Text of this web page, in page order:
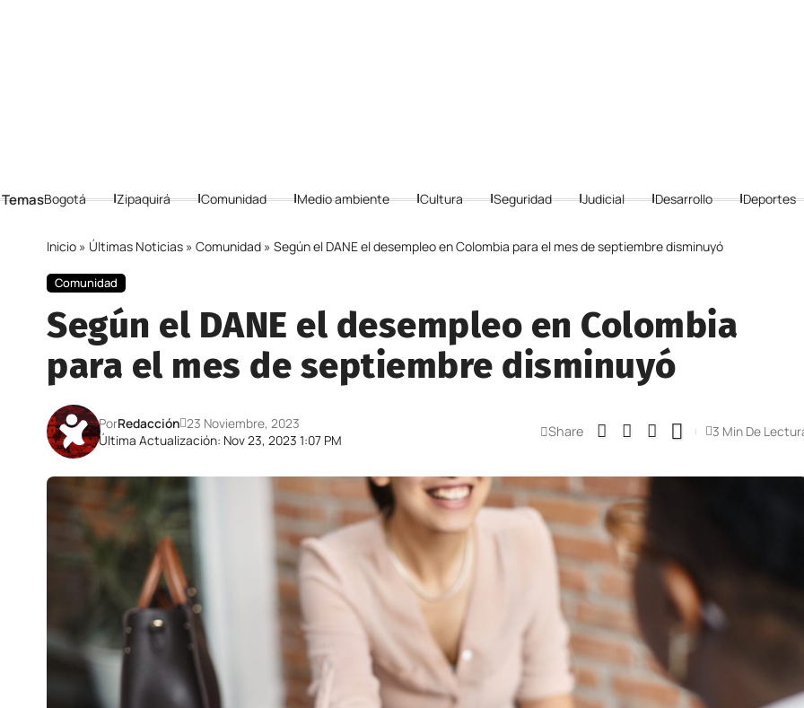
Bogotá Zipaquirá Comunidad Medio ambiente Cultura Seguridad Judicial Desarrollo Deportes
Inicio » Últimas Noticias » Comunidad » Según el DANE el desempleo en Colombia para el mes de septiembre disminuyó
Comunidad
Según el DANE el desempleo en Colombia
para el mes de septiembre disminuyó
Última Actualización: Nov 23, 2023 1:07 PM
PorRedacción 23 Noviembre, 2023 Share 3 Min De